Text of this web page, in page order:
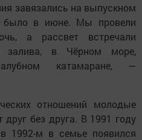
завязались на выпускном
было в июне. Мы провели
а рассвет встречали
залива, в Чёрном море,
катамаране, —
отношений молодые
без друга. В 1991 году
1992-м в семье появился